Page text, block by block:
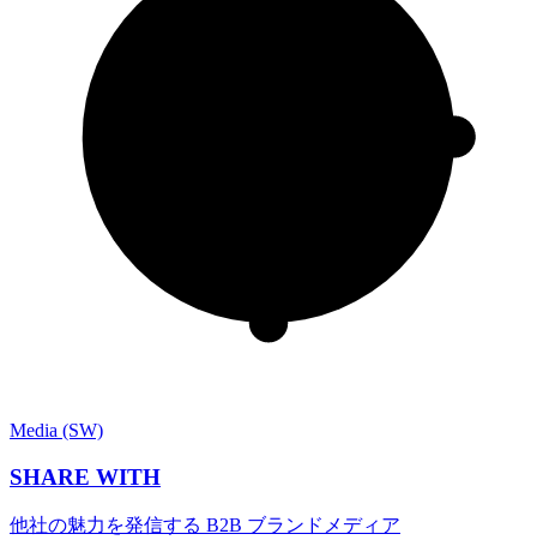
Media (SW)
SHARE WITH
他社の魅力を発信する B2B ブランドメディア